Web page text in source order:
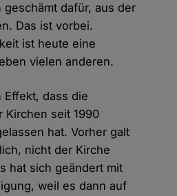
geschämt dafür, aus der
Das ist vorbei.
ist heute eine
vielen anderen.
Effekt, dass die
Kirchen seit 1990
hat. Vorher galt
nicht der Kirche
hat sich geändert mit
weil es dann auf